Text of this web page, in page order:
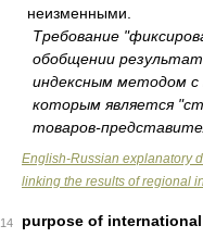
неизменными.
Требование
обобщении
индексным методом с
которым является
товаров-
English-Russian explanatory
linking the results of regional
14
purpose of